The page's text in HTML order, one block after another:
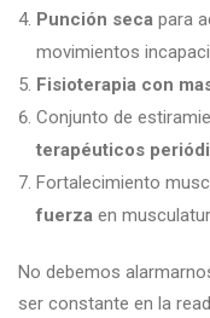
Punción seca para
movimientos
Fisioterapia con
Conjunto de
terapéuticos
Fortalecimiento
fuerza en
No debemos
ser constante en la